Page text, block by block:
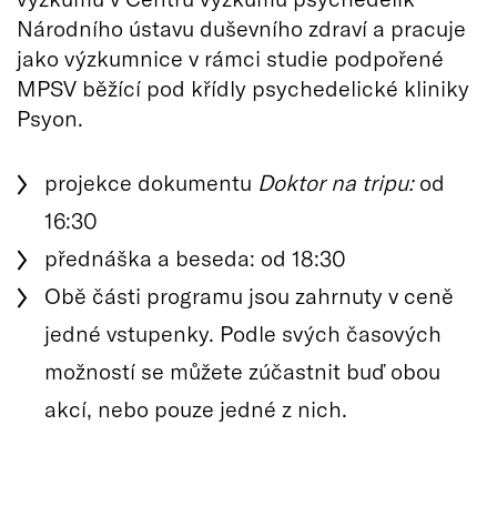
Národního ústavu duševního zdraví a pracuje
jako výzkumnice v rámci studie podpořené
MPSV běžící pod křídly psychedelické kliniky
Psyon.
projekce dokumentu Doktor na tripu:od
16:30
přednáška a beseda: od 18:30
Obě části programu jsou zahrnuty v ceně
jedné vstupenky. Podle svých časových
možností se můžete zúčastnit buď obou
akcí, nebo pouze jedné z nich.